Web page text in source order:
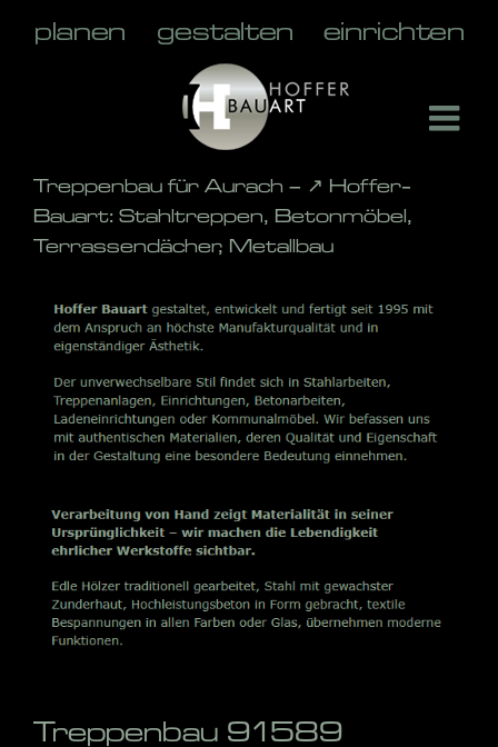
Treppenbau für Aurach – ↗️ Hoffer-
Bauart: Stahltreppen, Betonmöbel,
Terrassendächer, Metallbau
Treppenbau 91589